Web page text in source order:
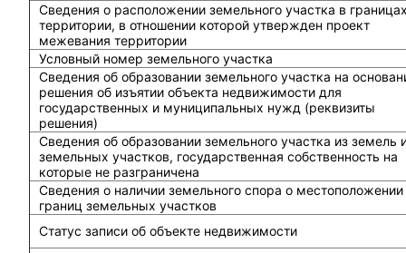
Сведения о расположении земельного участка в
территории, в отношении которой утвержден проект
межевания территории
Условный номер земельного участка
Сведения об образовании земельного участка на
решения об изъятии объекта недвижимости для
государственных и муниципальных нужд (реквизиты
решения)
Сведения об образовании земельного участка из земель
земельных участков, государственная собственность на
которые не разграничена
Сведения о наличии земельного спора о местоположении
границ земельных участков
Статус записи об объекте недвижимости